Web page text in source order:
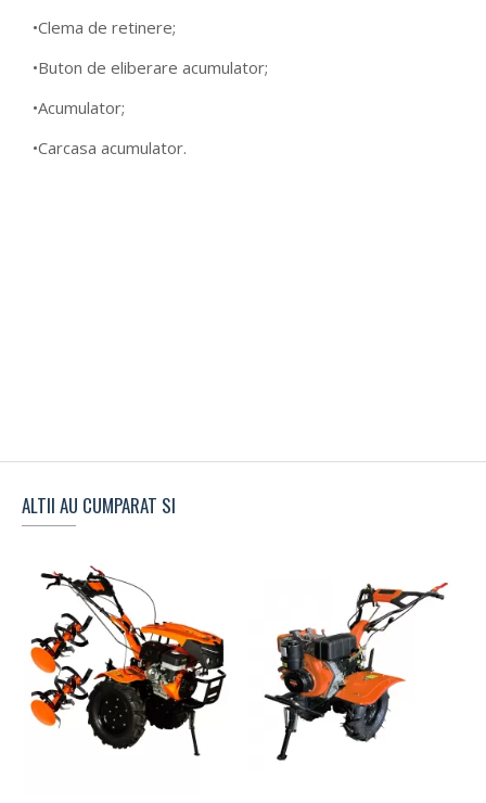
•Clema de retinere;
•Buton de eliberare acumulator;
•Acumulator;
•Carcasa acumulator.
ALTII AU CUMPARAT SI